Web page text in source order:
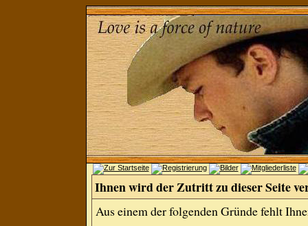
Ihnen wird der Zutritt zu dieser Seite
Aus einem der folgenden Gründe fehlt